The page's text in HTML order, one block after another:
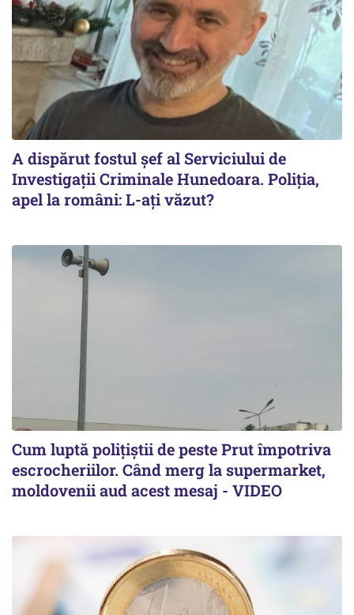
A dispărut fostul șef al Serviciului de
Investigații Criminale Hunedoara. Poliția,
apel la români: L-ați văzut?
Cum luptă polițiștii de peste Prut împotriva
escrocheriilor. Când merg la supermarket,
moldovenii aud acest mesaj - VIDEO